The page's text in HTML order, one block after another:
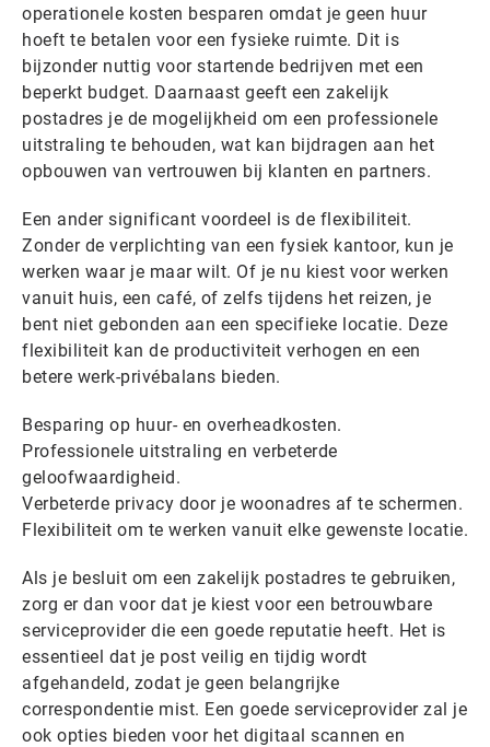
operationele kosten besparen omdat je geen huur
hoeft te betalen voor een fysieke ruimte. Dit is
bijzonder nuttig voor startende bedrijven met een
beperkt budget. Daarnaast geeft een zakelijk
postadres je de mogelijkheid om een professionele
uitstraling te behouden, wat kan bijdragen aan het
opbouwen van vertrouwen bij klanten en partners.
Een ander significant voordeel is de flexibiliteit.
Zonder de verplichting van een fysiek kantoor, kun je
werken waar je maar wilt. Of je nu kiest voor werken
vanuit huis, een café, of zelfs tijdens het reizen, je
bent niet gebonden aan een specifieke locatie. Deze
flexibiliteit kan de productiviteit verhogen en een
betere werk-privébalans bieden.
Besparing op huur- en overheadkosten.
Professionele uitstraling en verbeterde
geloofwaardigheid.
Verbeterde privacy door je woonadres af te schermen.
Flexibiliteit om te werken vanuit elke gewenste locatie.
Als je besluit om een zakelijk postadres te gebruiken,
zorg er dan voor dat je kiest voor een betrouwbare
serviceprovider die een goede reputatie heeft. Het is
essentieel dat je post veilig en tijdig wordt
afgehandeld, zodat je geen belangrijke
correspondentie mist. Een goede serviceprovider zal je
ook opties bieden voor het digitaal scannen en